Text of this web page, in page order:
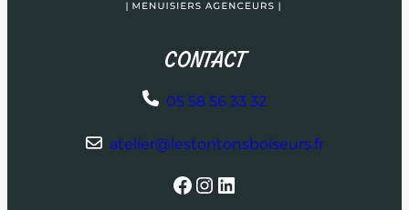
CONTACT
05 58 56 33 32
atelier@lestontonsboiseurs.fr
Facebook Instagram LinkedIn